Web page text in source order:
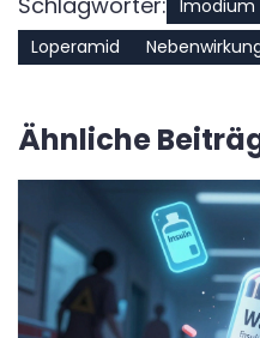
Imodium
Loperamid
Ähnliche